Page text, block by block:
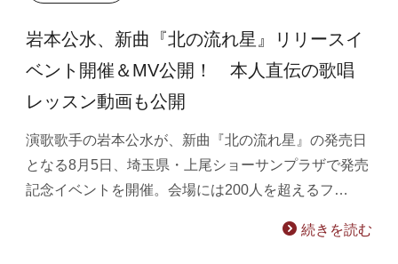
岩本公水、新曲『北の流れ星』リリースイ
ベント開催＆MV公開！ 本人直伝の歌唱
レッスン動画も公開
演歌歌手の岩本公水が、新曲『北の流れ星』の発売日
となる8月5日、埼玉県・上尾ショーサンプラザで発売
記念イベントを開催。会場には200人を超えるフ…
続きを読む